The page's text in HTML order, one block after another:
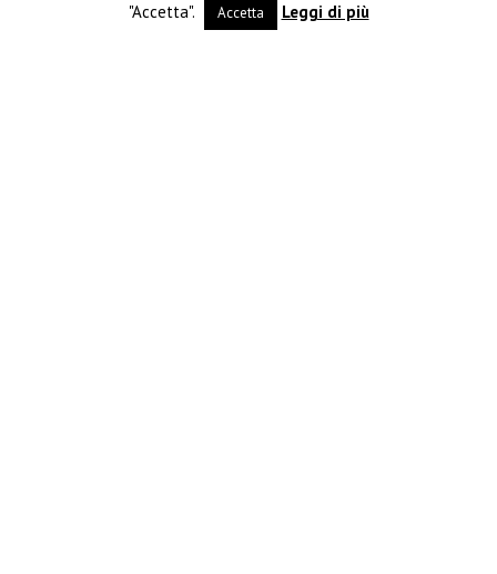
"Accetta".
Accetta Leggi di più